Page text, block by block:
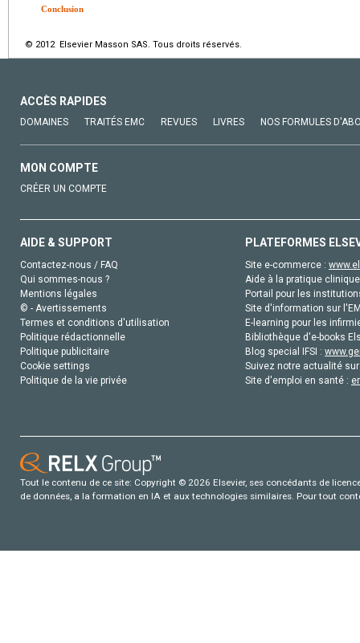
Conclusion
© 2012 Elsevier Masson SAS. Tous droits réservés.
ACCÈS RAPIDES
DOMAINES TRAITÉS EMC REVUES LIVRES NOS FORMULES
MON COMPTE
CRÉER UN COMPTE
AIDE & SUPPORT
Contactez-nous / FAQ
Qui sommes-nous ?
Mentions légales
© - Avertissements
Termes et conditions d'utilisation
Politique rédactionnelle
Politique publicitaire
Cookie settings
Politique de la vie privée
PLATEFORMES
Site e-commerce :
Aide à la pratique
Portail pour les
Site d'information sur
E-learning pour les
Bibliothèque d'e-books
Blog special IFSI :
Suivez notre actualité
Site d'emploi en santé :
Tout le contenu de ce site: Copyright © 2026 Elsevier, ses concédants de
de données, a la formation en IA et aux technologies similaires. Pour tout